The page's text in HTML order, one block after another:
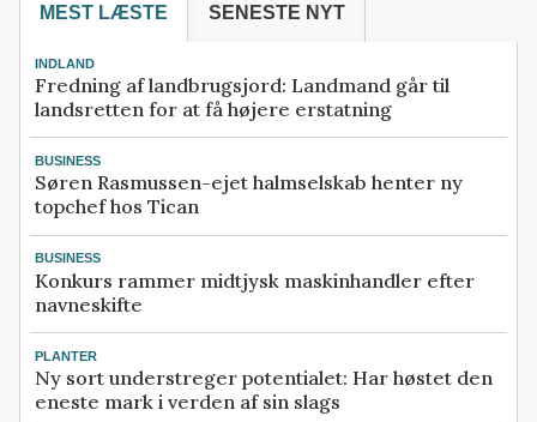
MEST LÆSTE SENESTE NYT
INDLAND
Fredning af landbrugsjord: Landmand går til
landsretten for at få højere erstatning
BUSINESS
Søren Rasmussen-ejet halmselskab henter ny
topchef hos Tican
BUSINESS
Konkurs rammer midtjysk maskinhandler efter
navneskifte
PLANTER
Ny sort understreger potentialet: Har høstet den
eneste mark i verden af sin slags